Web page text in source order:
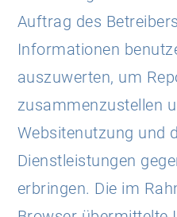
Auftrag des
Informationen
auszuwerten, um
zusammenzustellen
Websitenutzung und
Dienstleistungen
erbringen. Die im